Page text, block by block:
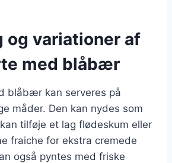
og variationer af
med blåbær
blåbær kan serveres på
måder. Den kan nydes som
tilføje et lag flødeskum eller
fraiche for ekstra cremede
også pyntes med friske